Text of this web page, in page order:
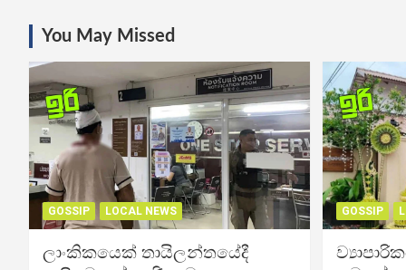
You May Missed
GOSSIP LOCAL NEWS
ලාංකිකයෙක් තායිලන්තයේදී
GOSSIP